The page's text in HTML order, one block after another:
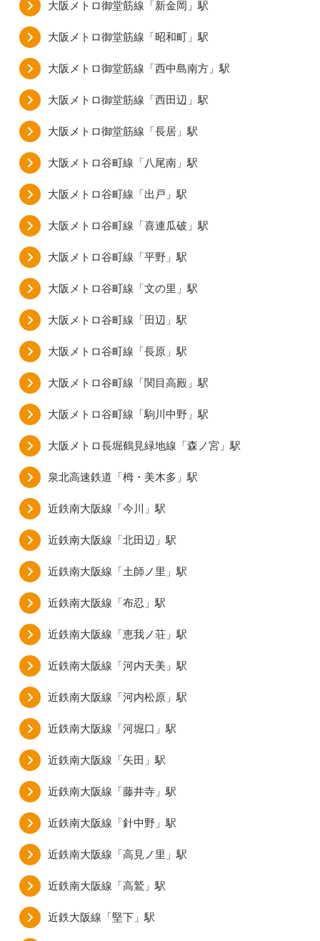
大阪メトロ御堂筋線「新金岡」駅
大阪メトロ御堂筋線「昭和町」駅
大阪メトロ御堂筋線「西中島南方」駅
大阪メトロ御堂筋線「西田辺」駅
大阪メトロ御堂筋線「長居」駅
大阪メトロ谷町線「八尾南」駅
大阪メトロ谷町線「出戸」駅
大阪メトロ谷町線「喜連瓜破」駅
大阪メトロ谷町線「平野」駅
大阪メトロ谷町線「文の里」駅
大阪メトロ谷町線「田辺」駅
大阪メトロ谷町線「長原」駅
大阪メトロ谷町線「関目高殿」駅
大阪メトロ谷町線「駒川中野」駅
大阪メトロ長堀鶴見緑地線「森ノ宮」駅
泉北高速鉄道「栂・美木多」駅
近鉄南大阪線「今川」駅
近鉄南大阪線「北田辺」駅
近鉄南大阪線「土師ノ里」駅
近鉄南大阪線「布忍」駅
近鉄南大阪線「恵我ノ荘」駅
近鉄南大阪線「河内天美」駅
近鉄南大阪線「河内松原」駅
近鉄南大阪線「河堀口」駅
近鉄南大阪線「矢田」駅
近鉄南大阪線「藤井寺」駅
近鉄南大阪線「針中野」駅
近鉄南大阪線「高見ノ里」駅
近鉄南大阪線「高鷲」駅
近鉄大阪線「堅下」駅